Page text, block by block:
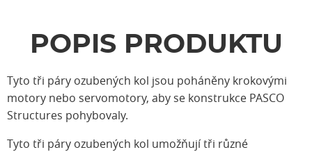
POPIS PRODUKTU
Tyto tři páry ozubených kol jsou poháněny krokovými
motory nebo servomotory, aby se konstrukce PASCO
Structures pohybovaly.
Tyto tři páry ozubených kol umožňují tři různé